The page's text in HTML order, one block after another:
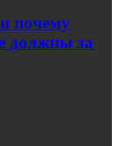
почему
должны за